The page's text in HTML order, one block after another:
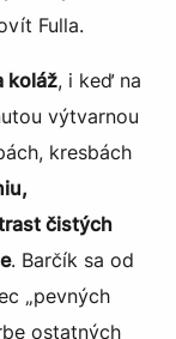
Fulla.
koláž, i keď na
výtvarnou
kresbách
čistých
. Barčík sa od
„pevných
ostatných